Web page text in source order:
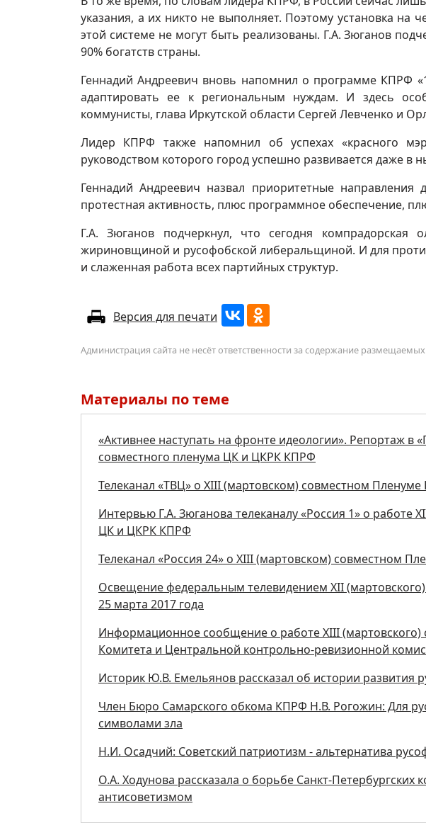
указания, а их никто не выполняет. Поэтому установка на
этой системе не могут быть реализованы. Г.А. Зюганов
90% богатств страны.
Геннадий Андреевич вновь напомнил о программе КПРФ
адаптировать ее к региональным нуждам. И здесь
коммунисты, глава Иркутской области Сергей Левченко и
Лидер КПРФ также напомнил об успехах «красного
руководством которого город успешно развивается даже в
Геннадий Андреевич назвал приоритетные направления
протестная активность, плюс программное обеспечение,
Г.А. Зюганов подчеркнул, что сегодня компрадорская
жириновщиной и русофобской либеральщиной. И для
и слаженная работа всех партийных структур.
Версия для печати
Администрация сайта не несёт ответственности за содержание
Материалы по теме
«Активнее наступать на фронте идеологии». Репортаж в
совместного пленума ЦК и ЦКРК КПРФ
Телеканал «ТВЦ» о XIII (мартовском) совместном
Интервью Г.А. Зюганова телеканалу «Россия 1» о работе
ЦК и ЦКРК КПРФ
Телеканал «Россия 24» о XIII (мартовском) совместном
Освещение федеральным телевидением XII
25 марта 2017 года
Информационное сообщение о работе XIII (мартовского)
Комитета и Центральной контрольно-ревизионной
Историк Ю.В. Емельянов рассказал об истории развития
Член Бюро Самарского обкома КПРФ Н.В. Рогожин: Для
символами зла
Н.И. Осадчий: Советский патриотизм - альтернатива
О.А. Ходунова рассказала о борьбе Санкт-Петербургских
антисоветизмом